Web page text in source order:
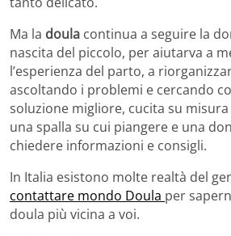
Ma la doula continua a seguire la
nascita del piccolo, per aiutarva a
l’esperienza del parto, a
ascoltando i problemi e cercando
soluzione migliore, cucita su misura
una spalla su cui piangere e una
chiedere informazioni e consigli.
In Italia esistono molte realtà del
contattare mondo Doula per
doula più vicina a voi.